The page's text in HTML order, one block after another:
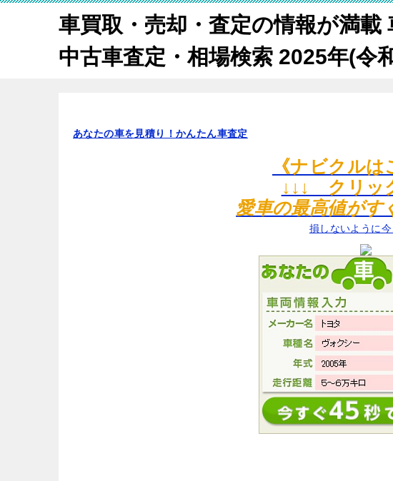
車買取・売却・査定の情報が満載
中古車査定・相場検索 2025年(令
あなたの車を見積り！かんたん車査定
《ナビクルは
↓↓↓ クリッ
愛車の最高値がす
損しないように